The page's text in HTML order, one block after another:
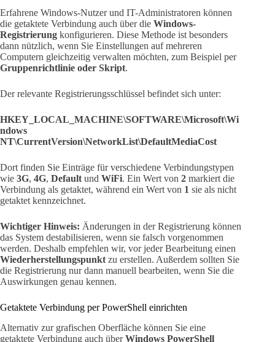
Erfahrene Windows-Nutzer und IT-Administratoren können
die getaktete Verbindung auch über die Windows-
Registrierung konfigurieren. Diese Methode ist besonders
dann nützlich, wenn Sie Einstellungen auf mehreren
Computern gleichzeitig verwalten möchten, zum Beispiel per
Gruppenrichtlinie oder Skript.
Der relevante Registrierungsschlüssel befindet sich unter:
HKEY_LOCAL_MACHINE\SOFTWARE\Microsoft\Wi
ndows
NT\CurrentVersion\NetworkList\DefaultMediaCost
Dort finden Sie Einträge für verschiedene Verbindungstypen
wie 3G, 4G, Default und WiFi. Ein Wert von 2 markiert die
Verbindung als getaktet, während ein Wert von 1 sie als nicht
getaktet kennzeichnet.
Wichtiger Hinweis: Änderungen in der Registrierung können
das System destabilisieren, wenn sie falsch vorgenommen
werden. Deshalb empfehlen wir, vor jeder Bearbeitung einen
Wiederherstellungspunkt zu erstellen. Außerdem sollten Sie
die Registrierung nur dann manuell bearbeiten, wenn Sie die
Auswirkungen genau kennen.
Getaktete Verbindung per PowerShell einrichten
Alternativ zur grafischen Oberfläche können Sie eine
getaktete Verbindung auch überWindows PowerShell